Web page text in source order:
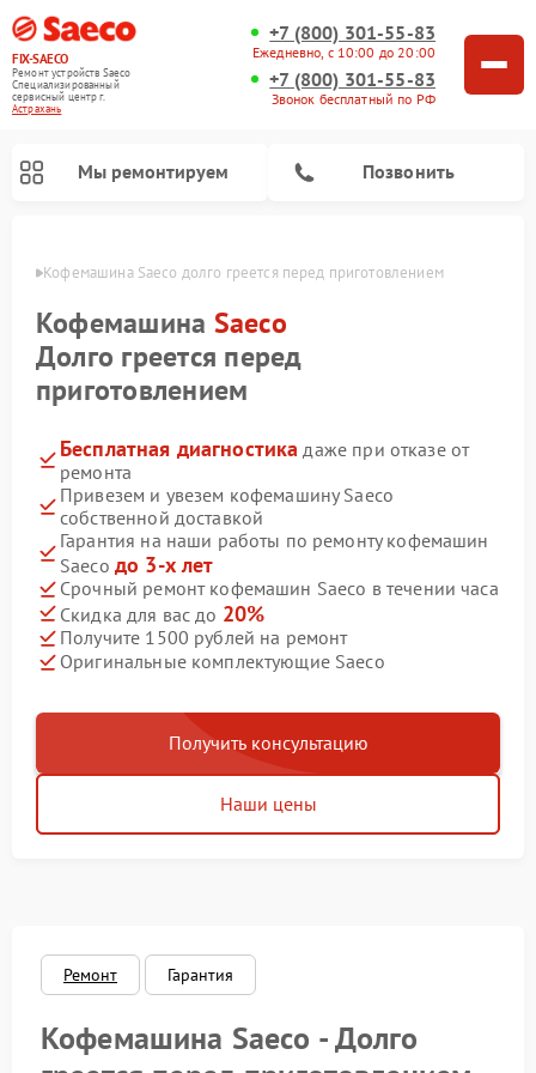
FIX-SAECO
Ремонт устройств Saeco
Специализированный
cервисный центр г.
Астрахань
+7 (800) 301-55-83
Ежедневно, с 10:00 до 20:00
+7 (800) 301-55-83
Звонок бесплатный по РФ
Мы ремонтируем Позвонить
Кофемашина Saeco долго греется перед приготовлением
Кофемашина Saeco
Долго греется перед
приготовлением
Бесплатная диагностика даже при отказе от
ремонта
Привезем и увезем кофемашину Saeco
собственной доставкой
Гарантия на наши работы по ремонту кофемашин
Saeco до 3-х лет
Срочный ремонт кофемашин Saeco в течении часа
Скидка для вас до 20%
Получите 1500 рублей на ремонт
Оригинальные комплектующие Saeco
Получить консультацию
Наши цены
Ремонт Гарантия
Кофемашина Saeco - Долго